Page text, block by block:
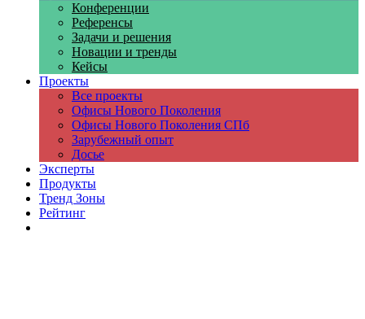
Конференции
Референсы
Задачи и решения
Новации и тренды
Кейсы
Проекты
Все проекты
Офисы Нового Поколения
Офисы Нового Поколения СПб
Зарубежный опыт
Досье
Эксперты
Продукты
Тренд Зоны
Рейтинг